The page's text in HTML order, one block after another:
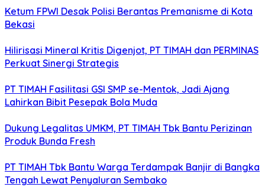
Ketum FPWI Desak Polisi Berantas Premanisme di Kota
Bekasi
Hilirisasi Mineral Kritis Digenjot, PT TIMAH dan PERMINAS
Perkuat Sinergi Strategis
PT TIMAH Fasilitasi GSI SMP se-Mentok, Jadi Ajang
Lahirkan Bibit Pesepak Bola Muda
Dukung Legalitas UMKM, PT TIMAH Tbk Bantu Perizinan
Produk Bunda Fresh
PT TIMAH Tbk Bantu Warga Terdampak Banjir di Bangka
Tengah Lewat Penyaluran Sembako